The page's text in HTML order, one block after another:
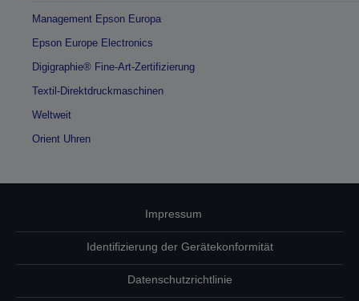
Management Epson Europa
Epson Europe Electronics
Digigraphie® Fine-Art-Zertifizierung
Textil-Direktdruckmaschinen
Weltweit
Orient Uhren
Impressum
Identifizierung der Gerätekonformität
Datenschutzrichtlinie